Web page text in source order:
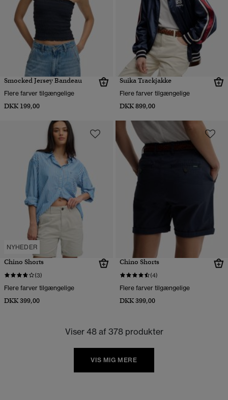
Smocked Jersey Bandeau
Flere farver tilgængelige
DKK 199,00
Suika Trackjakke
Flere farver tilgængelige
DKK 899,00
NYHEDER
Chino Shorts
(3)
Flere farver tilgængelige
DKK 399,00
Chino Shorts
(4)
Flere farver tilgængelige
DKK 399,00
Viser 48 af 378 produkter
VIS MIG MERE